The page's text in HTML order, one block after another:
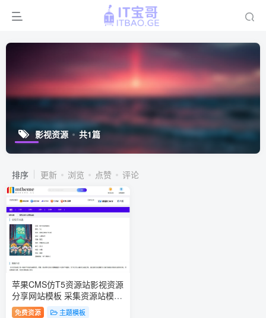
影视资源 共1篇
排序 更新 浏览 点赞 评论
苹果CMS仿T5资源站影视资源
分享网站模板 采集资源站模板
源码
免费资源 主题模板